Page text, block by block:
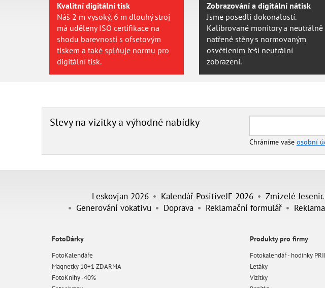
Kvalitní digitální tisk
Náš 2 m vysoký, 6 m dlouhý stroj
má uděleny ISO certifikace na
shodu barevnosti s ofsetovým
tiskem a také splňuje normu pro
digitální tisk.
Zobrazování a digitální nátisk
Jsme posedlí dokonalostí.
Kalibrované monitory a neutrálně
natřené stěny s normovaným
osvětlením řeší neutrální
zobrazení.
Slevy na vizitky a výhodné nabídky
Chráníme vaše osobní
Leskovjan 2026 Kalendář PositiveJE 2026 Zmizelé
Generování vokativu
Doprava Reklamační formulář
FotoDárky
FotoKalendáře
Magnetky 10+1 ZDARMA
FotoKnihy -40%
Produkty pro firmy
Fotokalendář - hodinky
Letáky
Vizitky